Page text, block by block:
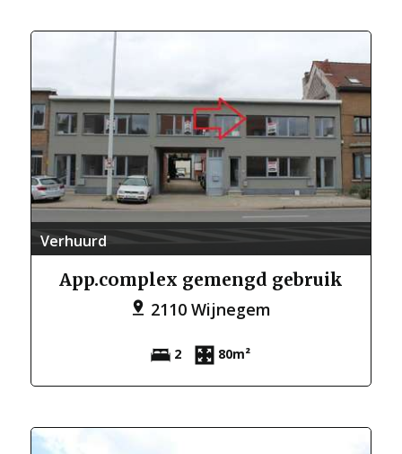
Verhuurd
App.complex gemengd gebruik
2110 Wijnegem
2 80m²